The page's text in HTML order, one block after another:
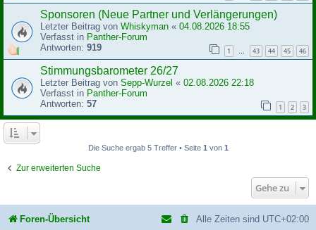
Sponsoren (Neue Partner und Verlängerungen)
Letzter Beitrag von Whiskyman « 04.08.2026 18:55
Verfasst in Panther-Forum
Antworten: 919 1 … 43 44 45 46
Stimmungsbarometer 26/27
Letzter Beitrag von Sepp-Wurzel « 02.08.2026 22:18
Verfasst in Panther-Forum
Antworten: 57 1 2 3
Die Suche ergab 5 Treffer • Seite 1von 1
Zur erweiterten Suche
Gehe zu
Foren-Übersicht Alle Zeiten sind UTC+02:00